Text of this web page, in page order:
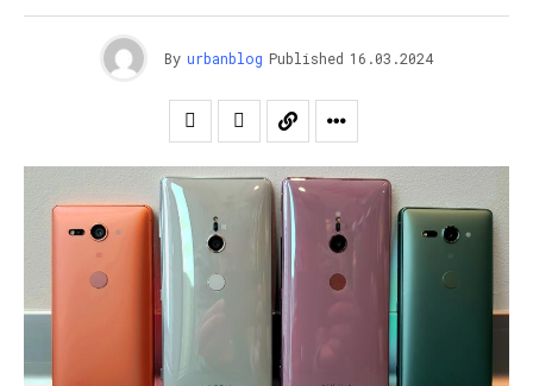
By urbanblog Published 16.03.2024